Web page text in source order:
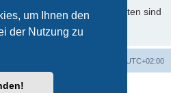
um Ihnen den
der Nutzung zu
mit Ihren persönlichen Daten sind
UTC+02:00
Software © phpBB Limited